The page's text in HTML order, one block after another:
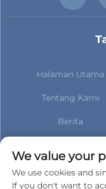
Halaman Utama
Tentang Kami
Berita
terbaru
We value your
We use cookies and
If you don't want to